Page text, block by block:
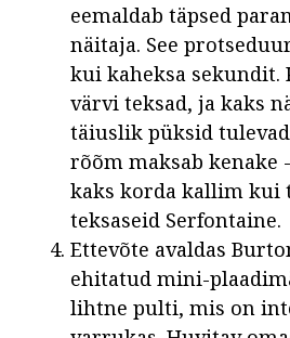
eemaldab täpsed
näitaja. See
kui kaheksa
värvi teksad, ja kaks
täiuslik püksid
rõõm maksab kenake
kaks korda kallim kui
teksaseid Serfontaine.
Ettevõte avaldas
ehitatud mini-
lihtne pulti, mis on